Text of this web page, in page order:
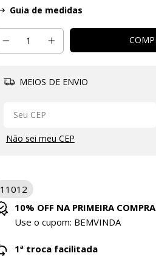
Guia de medidas
MEIOS DE ENVIO
Não sei meu CEP
11012
10% OFF NA PRIMEIRA COMPRA
Use o cupom: BEMVINDA
1ª troca facilitada